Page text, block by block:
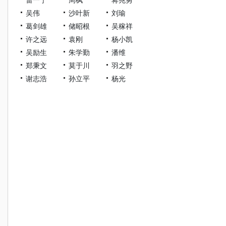
吴伟
沙叶新
刘瑜
葛剑雄
储昭根
吴稼祥
许之远
袁刚
杨小凯
吴励生
朱学勤
潘维
郑秉文
莫于川
羽之野
谢志浩
孙立平 杨光